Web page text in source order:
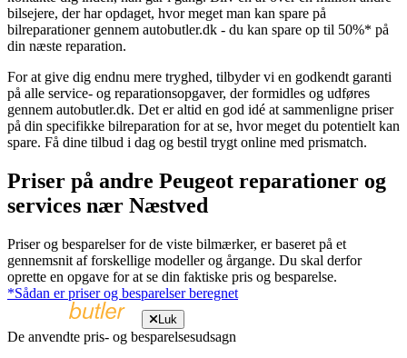
bilsejere, der har opdaget, hvor meget man kan spare på
bilreparationer gennem autobutler.dk - du kan spare op til 50%* på
din næste reparation.
For at give dig endnu mere tryghed, tilbyder vi en godkendt garanti
på alle service- og reparationsopgaver, der formidles og udføres
gennem autobutler.dk. Det er altid en god idé at sammenligne priser
på din specifikke bilreparation for at se, hvor meget du potentielt kan
spare. Få dine tilbud i dag og bestil trygt online med prismatch.
Priser på andre Peugeot reparationer og
services nær Næstved
Priser og besparelser for de viste bilmærker, er baseret på et
gennemsnit af forskellige modeller og årgange. Du skal derfor
oprette en opgave for at se din faktiske pris og besparelse.
*Sådan er priser og besparelser beregnet
Luk
De anvendte pris- og besparelsesudsagn